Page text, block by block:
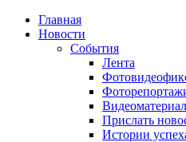
Главная
Новости
События
Лента
Прислать
Истории